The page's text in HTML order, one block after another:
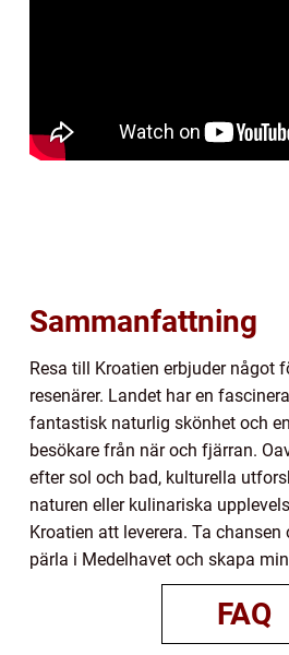
Sammanfattning
Resa till Kroatien erbjuder något
resenärer. Landet har en
fantastisk naturlig skönhet och
besökare från när och fjärran.
efter sol och bad, kulturella
naturen eller kulinariska
Kroatien att leverera. Ta
pärla i Medelhavet och skapa
FAQ